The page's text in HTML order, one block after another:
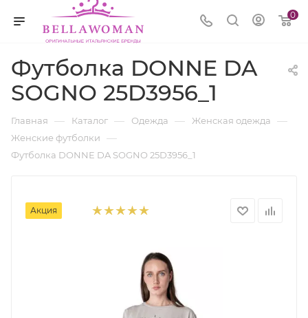
0
Футболка DONNE DA
SOGNO 25D3956_1
Главная — Каталог — Одежда — Женская одежда —
Женские футболки —
Футболка DONNE DA SOGNO 25D3956_1
Акция